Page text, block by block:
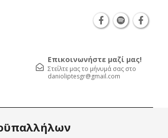
Επικοινωνήστε μαζί μας!
Στείλτε μας το μήνυμά σας στο
danioliptesgr@gmail.com